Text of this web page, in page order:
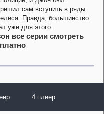
сам вступить в ряды
Правда, большинство
уже для этого.
все серии смотреть
4 плеер